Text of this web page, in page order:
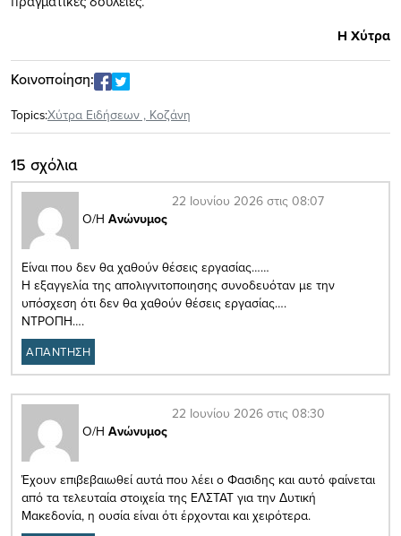
Η Χύτρα
Κοινοποίηση:
Topics:Xύτρα Ειδήσεων , Κοζάνη
15 σχόλια
Ο/Η Ανώνυμος
22 Ιουνίου 2026 στις 08:07
Είναι που δεν θα χαθούν θέσεις εργασίας……
Η εξαγγελία της απολιγνιτοποιησης συνοδευόταν με την
υπόσχεση ότι δεν θα χαθούν θέσεις εργασίας….
ΝΤΡΟΠΗ….
ΑΠΑΝΤΗΣΗ
Ο/Η Ανώνυμος
22 Ιουνίου 2026 στις 08:30
Έχουν επιβεβαιωθεί αυτά που λέει ο Φασιδης και αυτό φαίνεται
από τα τελευταία στοιχεία της ΕΛΣΤΑΤ για την Δυτική
Μακεδονία, η ουσία είναι ότι έρχονται και χειρότερα.